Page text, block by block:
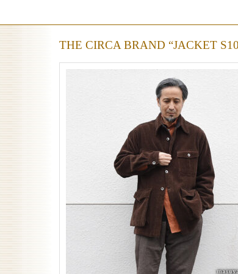
THE CIRCA BRAND “JACKET